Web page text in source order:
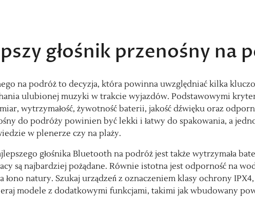
głośnik przenośny na
na podróż to decyzja, która powinna uwzględniać kilka
ulubionej muzyki w trakcie wyjazdów. Podstawowymi
wytrzymałość, żywotność baterii, jakość dźwięku oraz
do podróży powinien być lekki i łatwy do spakowania, a
w plenerze czy na plaży.
głośnika Bluetooth na podróż jest także wytrzymała
są najbardziej pożądane. Równie istotna jest odporność na
natury. Szukaj urządzeń z oznaczeniem klasy ochrony
modele z dodatkowymi funkcjami, takimi jak wbudowany